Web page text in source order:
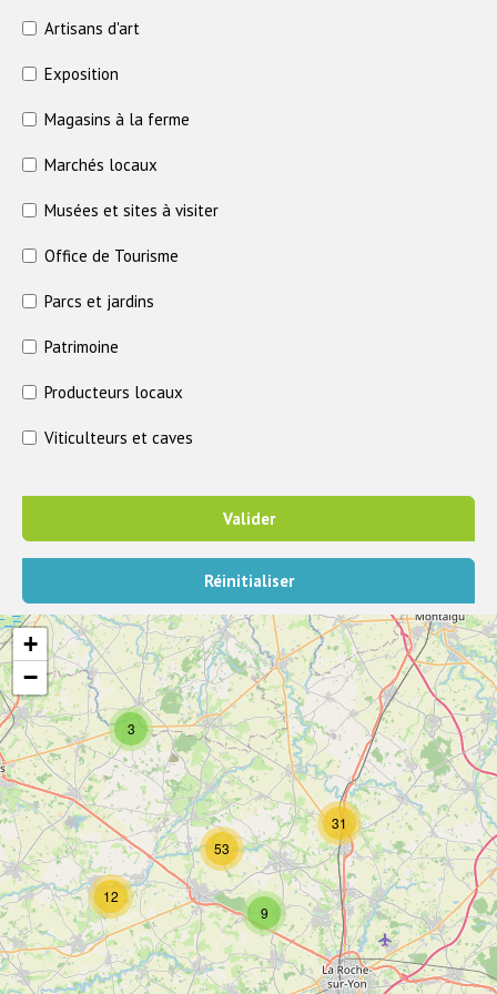
Artisans d'art
Exposition
Magasins à la ferme
Marchés locaux
Musées et sites à visiter
Office de Tourisme
Parcs et jardins
Patrimoine
Producteurs locaux
Viticulteurs et caves
Valider
Réinitialiser
3
31
9
12
53
+
−